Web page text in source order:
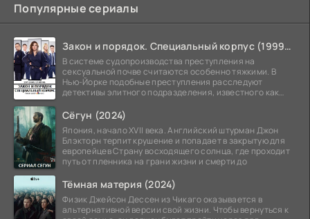
Популярные сериалы
Закон и порядок. Специальный корпус (1999-2026)
В системе судопроизводства преступления на
сексуальной почве считаются особенно тяжкими. В
Нью-Йорке подобные преступления расследуют
детективы элитного подразделения, известного как
Сёгун (2024)
Япония, начало XVII века. Английский штурман Джон
Блэкторн терпит крушение и попадает в закрытую для
европейцев Страну восходящего солнца, где проходит
путь от пленника на грани жизни и смерти до
Тёмная материя (2024)
Физик Джейсон Дессен из Чикаго оказывается в
альтернативной версии свой жизни. Чтобы вернуться к